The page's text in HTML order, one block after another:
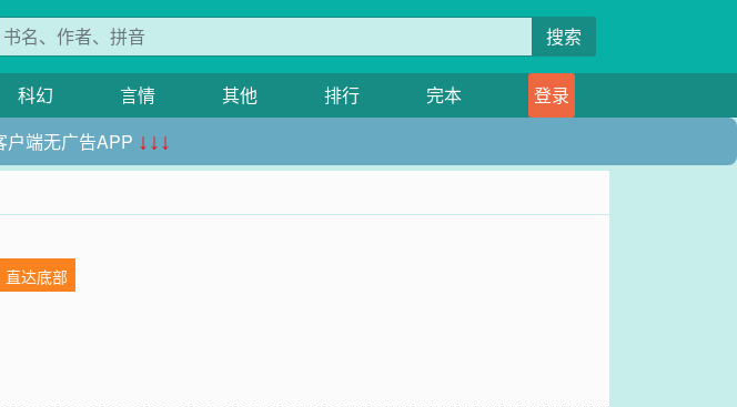
搜索
科幻 言情 其他 排行 完本
登录
户端无广告APP ↓↓↓
直达底部